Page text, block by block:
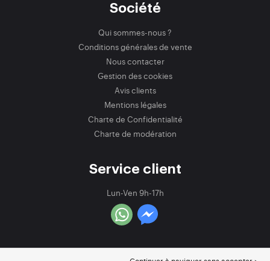
Société
Qui sommes-nous ?
Conditions générales de vente
Nous contacter
Gestion des cookies
Avis clients
Mentions légales
Charte de Confidentialité
Charte de modération
Service client
Lun-Ven 9h-17h